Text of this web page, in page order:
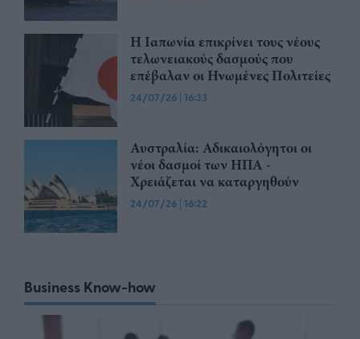
Η Ιαπωνία επικρίνει τους νέους
τελωνειακούς δασμούς που
επέβαλαν οι Ηνωμένες Πολιτείες
24/07/26 | 16:33
Αυστραλία: Αδικαιολόγητοι οι
νέοι δασμοί των ΗΠΑ -
Χρειάζεται να καταργηθούν
24/07/26 | 16:22
Business Know-how